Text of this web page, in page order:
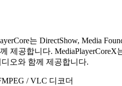
는 DirectShow, Media
공합니다. MediaPlayerCoreX
오와 함께 제공합니다.
/ VLC 디코더